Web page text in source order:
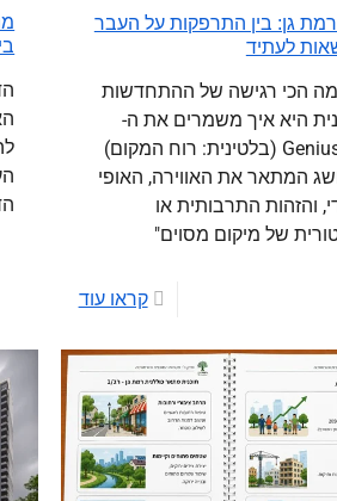
גן: בין התרפקות על העבר
לעתיד
הכי רגישה של ההתחדשות
היא איך משמרים את ה-
Genius Loci (בלטינית: רוח המקום)
המתאר את האווירה, האופי
והזהות התרבותית או
של מיקום מסוים"
קראו עוד